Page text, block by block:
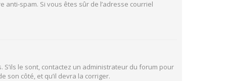
spam. Si vous êtes sûr de l’adresse courriel
le sont, contactez un administrateur du forum pour
côté, et qu’il devra la corriger.